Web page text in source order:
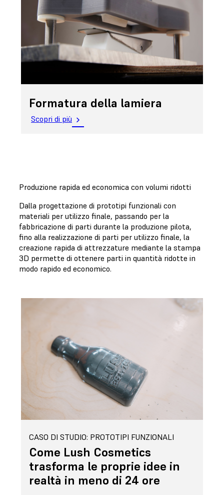
Formatura della lamiera
Scopri di più
Produzione rapida ed economica con volumi ridotti
Dalla progettazione di prototipi funzionali con
materiali per utilizzo finale, passando per la
fabbricazione di parti durante la produzione pilota,
fino alla realizzazione di parti per utilizzo finale, la
creazione rapida di attrezzature mediante la stampa
3D permette di ottenere parti in quantità ridotte in
modo rapido ed economico.
CASO DI STUDIO: PROTOTIPI FUNZIONALI
Come Lush Cosmetics
trasforma le proprie idee in
realtà in meno di 24 ore